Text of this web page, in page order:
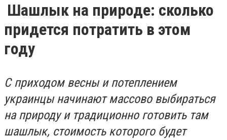
Шашлык на природе: сколько
придется потратить в этом
году
С приходом весны и потеплением
украинцы начинают массово выбираться
на природу и традиционно готовить там
шашлык, стоимость которого будет